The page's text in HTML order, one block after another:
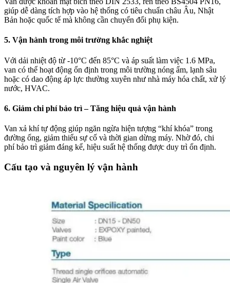
giúp dễ dàng tích hợp vào hệ thống có tiêu chuẩn châu Âu, Nhật
Bản hoặc quốc tế mà không cần chuyển đổi phụ kiện.
5. Vận hành trong môi trường khắc nghiệt
Với dải nhiệt độ từ -10°C đến 85°C và áp suất làm việc 1.6 MPa,
van có thể hoạt động ổn định trong môi trường nóng ẩm, lạnh sâu
hoặc có dao động áp lực thường xuyên như nhà máy hóa chất, xử lý
nước, HVAC.
6. Giảm chi phí bảo trì – Tăng hiệu quả vận hành
Van xả khí tự động giúp ngăn ngừa hiện tượng “khí khóa” trong
đường ống, giảm thiểu sự cố và thời gian dừng máy. Nhờ đó, chi
phí bảo trì giảm đáng kể, hiệu suất hệ thống được duy trì ổn định.
Cấu tạo và nguyên lý vận hành